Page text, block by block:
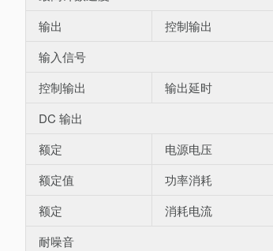
输出
控制输出
输入信号
控制输出
输出延时
DC 输出
额定
电源电压
额定值
功率消耗
额定
消耗电流
耐噪音